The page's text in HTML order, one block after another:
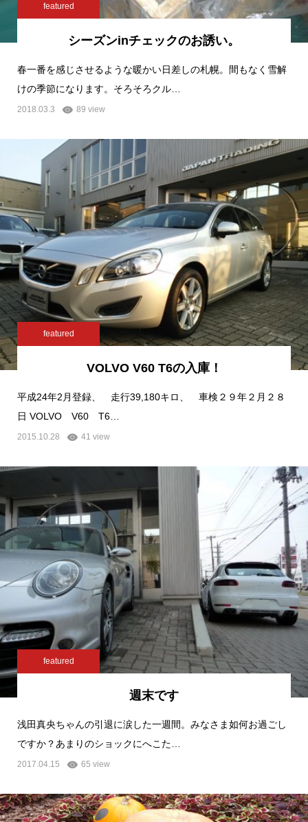
featured
シーズンinチェックのお誘い。
春一番を感じさせるような暖かい日差しの札幌。間もなく雪解
けの季節になります。そろそろクル…
2018.03.3 89 view
featured
VOLVO V60 T6の入庫！
平成24年2月登録、 走行39,180キロ、 車検２９年２月２８
日 VOLVO V60 T6…
2015.10.28 41 view
featured
週末です
浅田真央ちゃんの引退に涙した一週間。みなさま如何お過ごし
ですか？あまりのショックにへこた…
2017.04.15 65 view